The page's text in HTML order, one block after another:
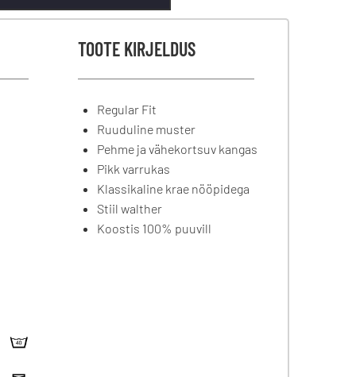
TOOTE KIRJELDUS
Regular Fit
Ruuduline muster
Pehme ja vähekortsuv kangas
Pikk varrukas
Klassikaline krae nööpidega
Stiil walther
Koostis 100% puuvill